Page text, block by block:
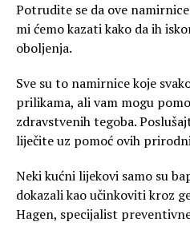
Potrudite se da ove
mi ćemo kazati kako da ih
oboljenja.
Sve su to namirnice koje
prilikama, ali vam mogu
zdravstvenih tegoba.
liječite uz pomoć ovih
Neki kućni lijekovi samo su
dokazali kao učinkoviti kroz
Hagen, specijalist